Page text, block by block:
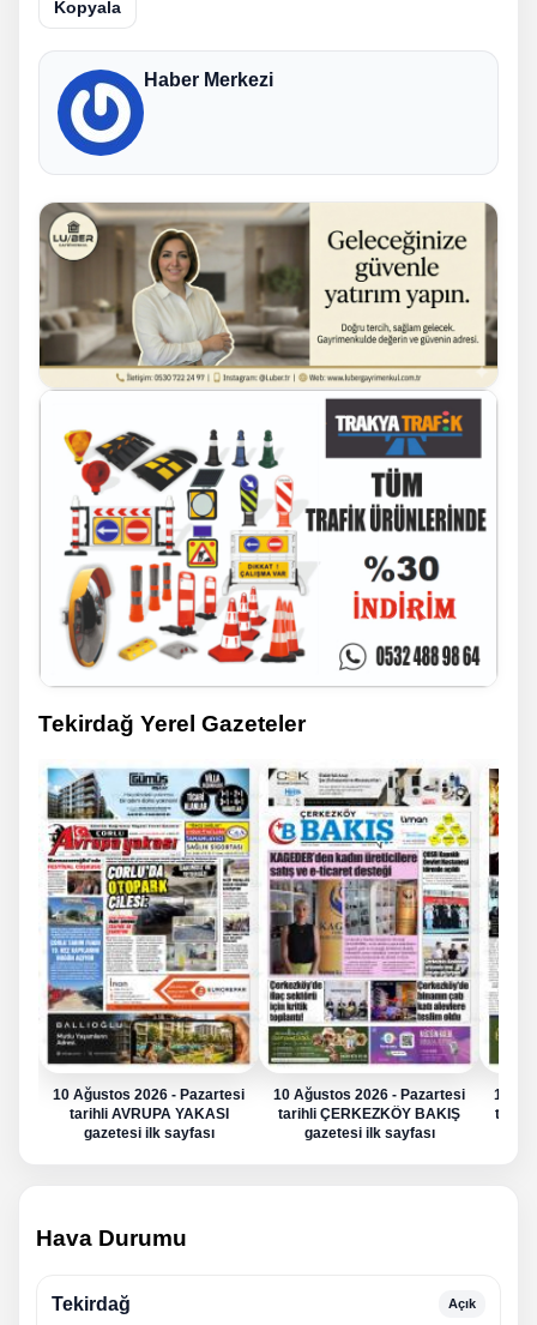
Kopyala
Haber Merkezi
Tekirdağ Yerel Gazeteler
10 Ağustos 2026 - Pazartesi
tarihli AVRUPA YAKASI
gazetesi ilk sayfası
10 Ağustos 2026 - Pazartesi
tarihli ÇERKEZKÖY BAKIŞ
gazetesi ilk sayfası
10
tarihli
Hava Durumu
Tekirdağ Açık